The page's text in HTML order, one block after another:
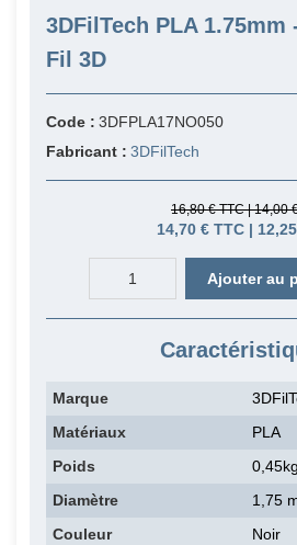
3DFilTech PLA 1.75mm
Fil 3D
Code : 3DFPLA17NO050
Fabricant : 3DFilTech
16,80 € TTC | 14,00
14,70 € TTC |
Ajouter au
Marque
Matériaux
PLA
Poids
Diamètre
1,75
Couleur
Noir